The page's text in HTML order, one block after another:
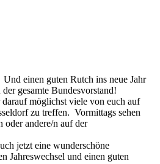
Und einen guten Rutch ins neue Jahr
gesamte Bundesvorstand!
möglichst viele von euch auf
zu treffen. Vormittags sehen
oder andere/n auf der
jetzt eine wunderschöne
Jahreswechsel und einen guten